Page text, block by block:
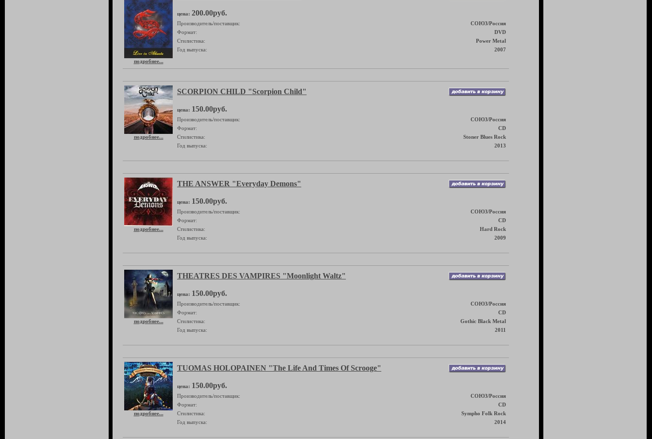
подробнее...
цена: 200.00руб.
Производитель/поставщик:
СОЮЗ/Россия
Формат:
DVD
Стилистика:
Power Metal
Год выпуска:
2007
подробнее...
SCORPION CHILD "Scorpion Child"
цена: 150.00руб.
Производитель/поставщик:
СОЮЗ/Россия
Формат:
CD
Стилистика:
Stoner Blues Rock
Год выпуска:
2013
подробнее...
THE ANSWER "Everyday Demons"
цена: 150.00руб.
Производитель/поставщик:
СОЮЗ/Россия
Формат:
CD
Стилистика:
Hard Rock
Год выпуска:
2009
подробнее...
THEATRES DES VAMPIRES "Moonlight Waltz"
цена: 150.00руб.
Производитель/поставщик:
СОЮЗ/Россия
Формат:
CD
Стилистика:
Gothic Black Metal
Год выпуска:
2011
подробнее...
TUOMAS HOLOPAINEN "The Life And Times Of Scrooge"
цена: 150.00руб.
Производитель/поставщик:
СОЮЗ/Россия
Формат:
CD
Стилистика:
Sympho Folk Rock
Год выпуска:
2014